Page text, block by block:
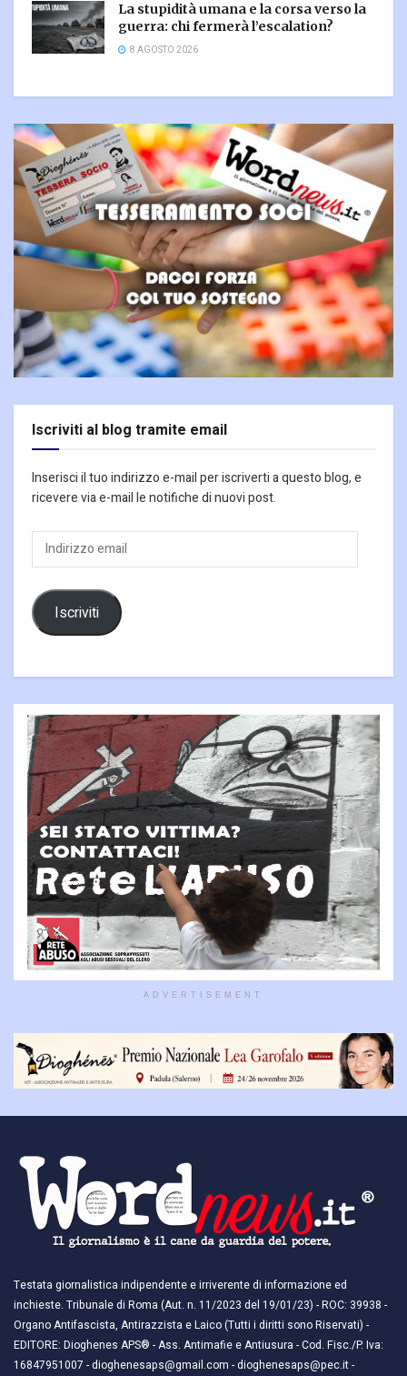
La stupidità umana e la corsa verso la
guerra: chi fermerà l’escalation?
8 AGOSTO 2026
Iscriviti al blog tramite email
Inserisci il tuo indirizzo e-mail per iscriverti a questo blog, e
ricevere via e-mail le notifiche di nuovi post.
Indirizzo
email
Iscriviti
ADVERTISEMENT
Testata giornalistica indipendente e irriverente di informazione ed
inchieste. Tribunale di Roma (Aut. n. 11/2023 del 19/01/23) - ROC: 39938 -
Organo Antifascista, Antirazzista e Laico (Tutti i diritti sono Riservati) -
EDITORE: Dioghenes APS® - Ass. Antimafie e Antiusura - Cod. Fisc./P. Iva:
16847951007 - dioghenesaps@gmail.com - dioghenesaps@pec.it - ​​